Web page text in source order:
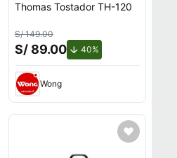
Thomas Tostador TH-120
S/ 149.00
S/ 89.00 40%
Wong